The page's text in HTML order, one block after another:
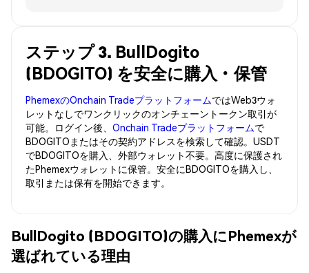
ステップ 3. BullDogito
(BDOGITO) を安全に購入・保管
PhemexのOnchain TradeプラットフォームではWeb3ウォ
レットなしでワンクリックのオンチェーントークン取引が
可能。ログイン後、 Onchain Tradeプラットフォームで
BDOGITOまたはその契約アドレスを検索して確認。USDT
でBDOGITOを購入、外部ウォレット不要。高度に保護され
たPhemexウォレットに保管。安全にBDOGITOを購入し、
取引または保有を開始できます。
BullDogito (BDOGITO)の購入にPhemexが
選ばれている理由